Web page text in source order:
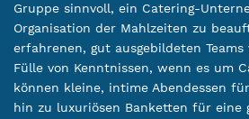
Gruppe sinnvoll, ein Catering-
Organisation der Mahlzeiten zu
erfahrenen, gut ausgebildeten
Fülle von Kenntnissen, wenn es um
können kleine, intime Abendessen
hin zu luxuriösen Banketten für eine